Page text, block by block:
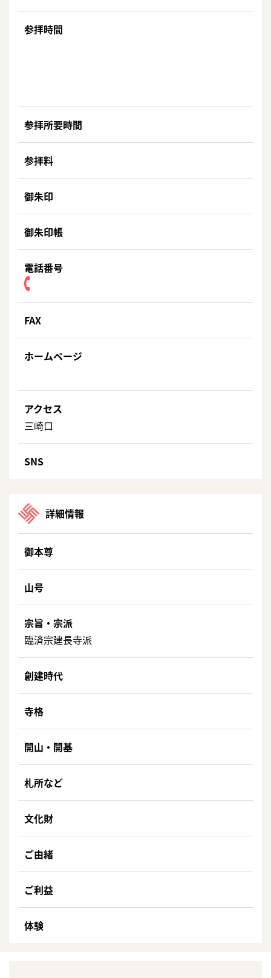
参拝時間
参拝所要時間
参拝料
御朱印
御朱印帳
電話番号
FAX
ホームページ
アクセス
三崎口
SNS
詳細情報
御本尊
山号
宗旨・宗派
臨済宗建長寺派
創建時代
寺格
開山・開基
札所など
文化財
ご由緒
ご利益
体験